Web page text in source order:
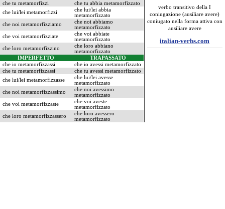
che tu metamorfizzi
che tu abbia metamorfizzato
che lui/lei metamorfizzi
che lui/lei abbia
metamorfizzato
che noi metamorfizziamo
che noi abbiamo
metamorfizzato
che voi metamorfizziate
che voi abbiate
metamorfizzato
che loro metamorfizzino
che loro abbiano
metamorfizzato
IMPERFETTO
TRAPASSATO
che io metamorfizzassi
che io avessi metamorfizzato
che tu metamorfizzassi
che tu avessi metamorfizzato
che lui/lei metamorfizzasse
che lui/lei avesse
metamorfizzato
che noi metamorfizzassimo
che noi avessimo
metamorfizzato
che voi metamorfizzaste
che voi aveste
metamorfizzato
che loro metamorfizzassero
che loro avessero
metamorfizzato
verbo transitivo della I
coniugazione (ausiliare avere)
coniugato nella forma attiva con
ausiliare avere
italian-verbs.com